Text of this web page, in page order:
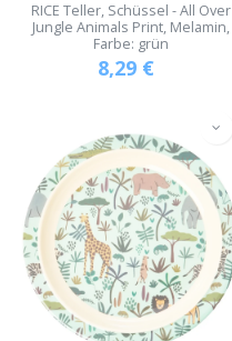
RICE Teller, Schüssel - All Over
Jungle Animals Print, Melamin,
Farbe: grün
8,29 €